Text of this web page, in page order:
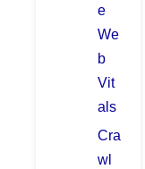
e
We
b
Vit
als
Cra
wl